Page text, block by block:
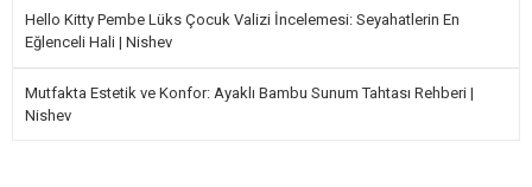
Hello Kitty Pembe Lüks Çocuk Valizi İncelemesi: Seyahatlerin En
Eğlenceli Hali | Nishev
Mutfakta Estetik ve Konfor: Ayaklı Bambu Sunum Tahtası Rehberi |
Nishev